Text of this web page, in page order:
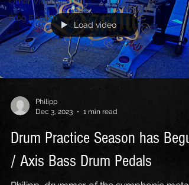
Blog English
Load video
Philipp
Dec 3, 2023
1 min read
Drum Practice Season has
/ Axis Bass Drum Pedals